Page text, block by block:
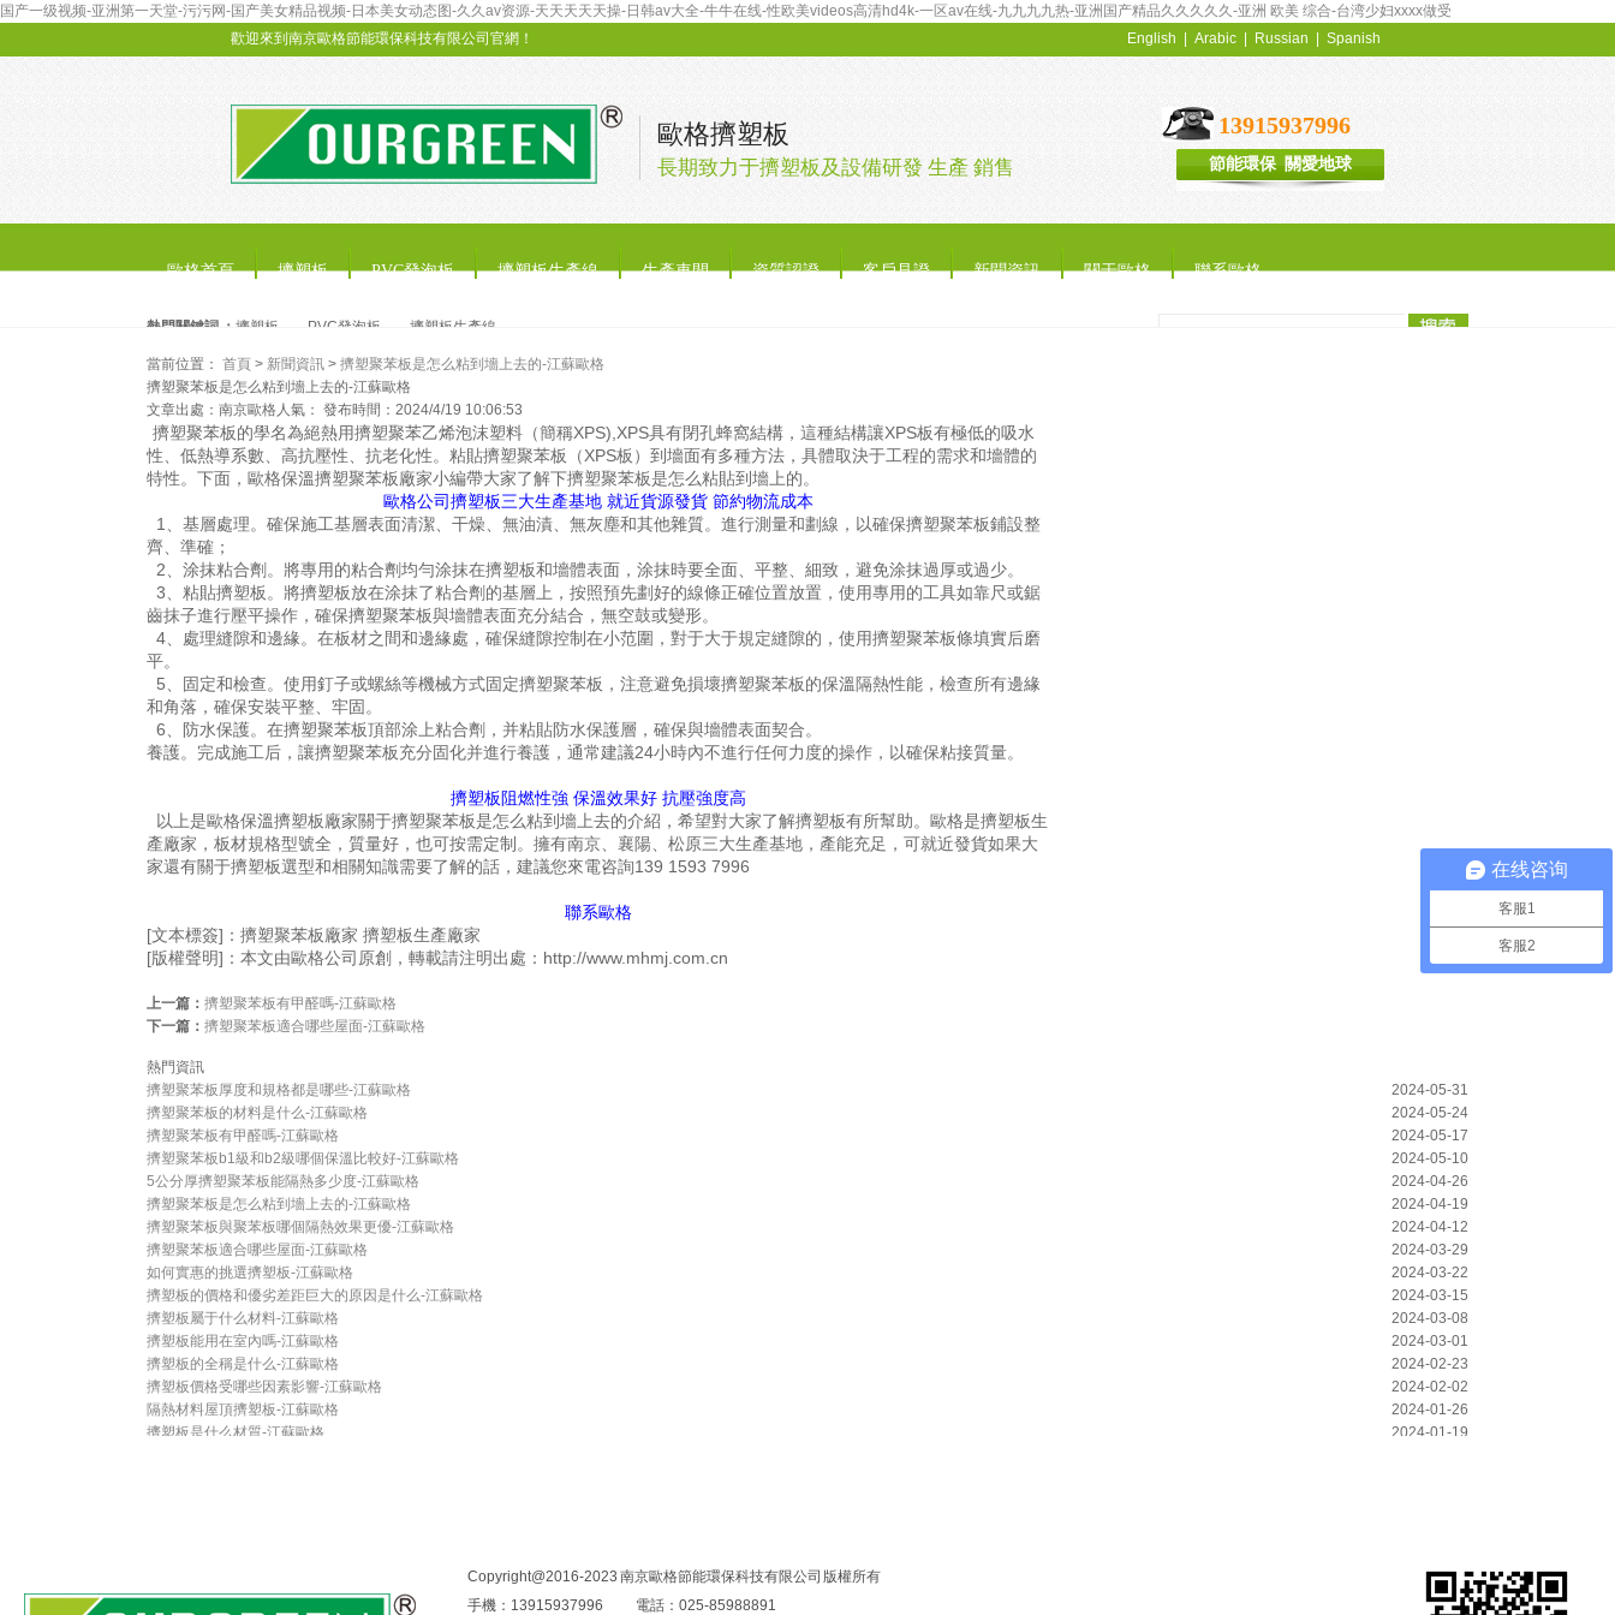
国产一级视频-亚洲第一天堂-污污网-国产美女精品视频-日本美女动态图-久久av资源-天天天天天操-日韩av大全-牛牛在线-性欧美videos高清hd4k-一区av在线-九九九九热-亚洲国产精品久久久久久-亚洲 欧美 综合-台湾少妇xxxx做受
English
Arabic Russian Spanish
歡迎來到南京歐格節能環保科技有限公司官網！
13915937996
節能環保 關愛地球
擠塑板
歐格擠塑板
長期致力于擠塑板及設備研發 生產 銷售
歐格首頁 擠塑板 PVC發泡板 擠塑板生產線 生產車間 資質認證 客戶見證 新聞資訊 關于歐格 聯系歐格
熱門關鍵詞 ： 擠塑板 PVC發泡板 擠塑板生產線
當前位置： 首頁 > 新聞資訊 > 擠塑聚苯板是怎么粘到墻上去的-江蘇歐格
擠塑聚苯板是怎么粘到墻上去的-江蘇歐格
文章出處：南京歐格人氣： 發布時間：2024/4/19 10:06:53
擠塑聚苯板的學名為絕熱用擠塑聚苯乙烯泡沫塑料（簡稱XPS),XPS具有閉孔蜂窩結構，這種結構讓XPS板有極低的吸水
性、低熱導系數、高抗壓性、抗老化性。粘貼擠塑聚苯板（XPS板）到墻面有多種方法，具體取決于工程的需求和墻體的
特性。下面，歐格保溫擠塑聚苯板廠家小編帶大家了解下擠塑聚苯板是怎么粘貼到墻上的。
歐格公司擠塑板三大生產基地 就近貨源發貨 節約物流成本
1、基層處理。確保施工基層表面清潔、干燥、無油漬、無灰塵和其他雜質。進行測量和劃線，以確保擠塑聚苯板鋪設整
齊、準確；
2、涂抹粘合劑。將專用的粘合劑均勻涂抹在擠塑板和墻體表面，涂抹時要全面、平整、細致，避免涂抹過厚或過少。
3、粘貼擠塑板。將擠塑板放在涂抹了粘合劑的基層上，按照預先劃好的線條正確位置放置，使用專用的工具如靠尺或鋸
齒抹子進行壓平操作，確保擠塑聚苯板與墻體表面充分結合，無空鼓或變形。
4、處理縫隙和邊緣。在板材之間和邊緣處，確保縫隙控制在小范圍，對于大于規定縫隙的，使用擠塑聚苯板條填實后磨
平。
5、固定和檢查。使用釘子或螺絲等機械方式固定擠塑聚苯板，注意避免損壞擠塑聚苯板的保溫隔熱性能，檢查所有邊緣
和角落，確保安裝平整、牢固。
6、防水保護。在擠塑聚苯板頂部涂上粘合劑，并粘貼防水保護層，確保與墻體表面契合。
養護。完成施工后，讓擠塑聚苯板充分固化并進行養護，通常建議24小時內不進行任何力度的操作，以確保粘接質量。
擠塑板阻燃性強 保溫效果好 抗壓強度高
以上是歐格保溫擠塑板廠家關于擠塑聚苯板是怎么粘到墻上去的介紹，希望對大家了解擠塑板有所幫助。歐格是擠塑板生
產廠家，板材規格型號全，質量好，也可按需定制。擁有南京、襄陽、松原三大生產基地，產能充足，可就近發貨如果大
家還有關于擠塑板選型和相關知識需要了解的話，建議您來電咨詢139 1593 7996
聯系歐格
[文本標簽]：擠塑聚苯板廠家 擠塑板生產廠家
[版權聲明]：本文由歐格公司原創，轉載請注明出處：http://www.mhmj.com.cn
上一篇： 擠塑聚苯板有甲醛嗎-江蘇歐格
下一篇： 擠塑聚苯板適合哪些屋面-江蘇歐格
熱門資訊
2024-05-31
擠塑聚苯板厚度和規格都是哪些-江蘇歐格
2024-05-24
擠塑聚苯板的材料是什么-江蘇歐格
2024-05-17
擠塑聚苯板有甲醛嗎-江蘇歐格
2024-05-10
擠塑聚苯板b1級和b2級哪個保溫比較好-江蘇歐格
2024-04-26
5公分厚擠塑聚苯板能隔熱多少度-江蘇歐格
2024-04-19
擠塑聚苯板是怎么粘到墻上去的-江蘇歐格
2024-04-12
擠塑聚苯板與聚苯板哪個隔熱效果更優-江蘇歐格
2024-03-29
擠塑聚苯板適合哪些屋面-江蘇歐格
2024-03-22
如何實惠的挑選擠塑板-江蘇歐格
2024-03-15
擠塑板的價格和優劣差距巨大的原因是什么-江蘇歐格
2024-03-08
擠塑板屬于什么材料-江蘇歐格
2024-03-01
擠塑板能用在室內嗎-江蘇歐格
2024-02-23
擠塑板的全稱是什么-江蘇歐格
2024-02-02
擠塑板價格受哪些因素影響-江蘇歐格
2024-01-26
隔熱材料屋頂擠塑板-江蘇歐格
2024-01-19
擠塑板是什么材質-江蘇歐格
新聞中心
Copyright@2016-2023 南京歐格節能環保科技有限公司 版權所有
手機：13915937996
電話：025-85988891
在线咨询
客服1
客服2